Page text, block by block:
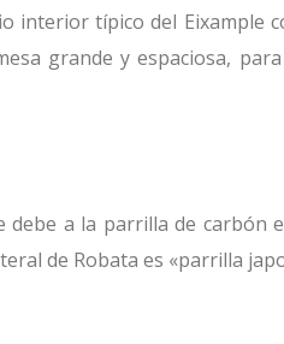
interior típico del Eixample
grande y espaciosa,
debe a la parrilla de carbón
de Robata es «parrilla